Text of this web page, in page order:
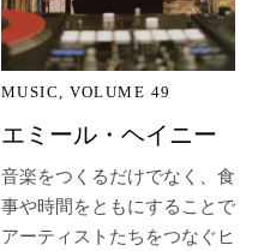
MUSIC VOLUME 49
エミール・ヘイニー
音楽をつくるだけでなく、食
事や時間をともにすることで
アーティストたちをつなぐヒ